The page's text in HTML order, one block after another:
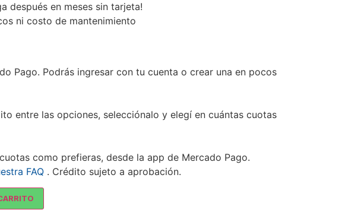
después en meses sin tarjeta!
ni costo de mantenimiento
Pago. Podrás ingresar con tu cuenta o crear una en pocos
entre las opciones, selecciónalo y elegí en cuántas cuotas
como prefieras, desde la app de Mercado Pago.
FAQ. Crédito sujeto a aprobación.